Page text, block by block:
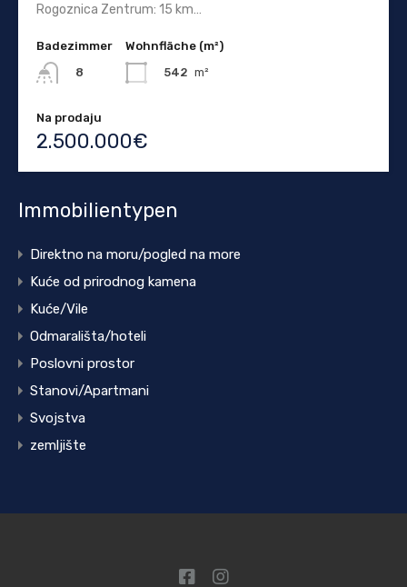
Rogoznica Zentrum: 15 km…
Badezimmer
8
Wohnfläche (m²)
542 m²
Na prodaju
2.500.000€
Immobilientypen
Direktno na moru/pogled na more
Kuće od prirodnog kamena
Kuće/Vile
Odmarališta/hoteli
Poslovni prostor
Stanovi/Apartmani
Svojstva
zemljište